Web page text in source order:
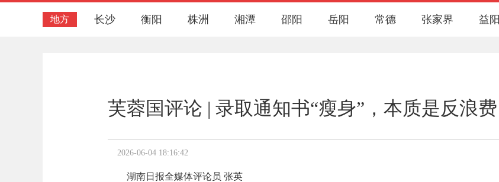
地方 长沙 衡阳 株洲 湘潭 邵阳 岳阳 常德 张家界 益阳
芙蓉国评论 | 录取通知书“瘦身”，本质是反浪费
2026-06-04 18:16:42
湖南日报全媒体评论员 张英